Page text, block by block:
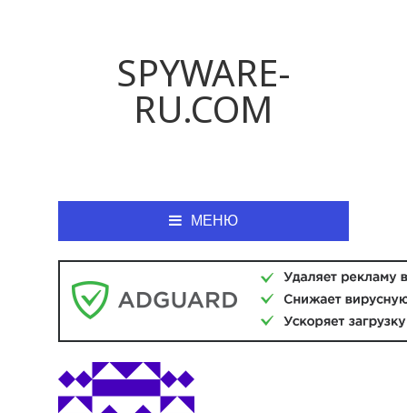
SPYWARE-
RU.COM
МЕНЮ